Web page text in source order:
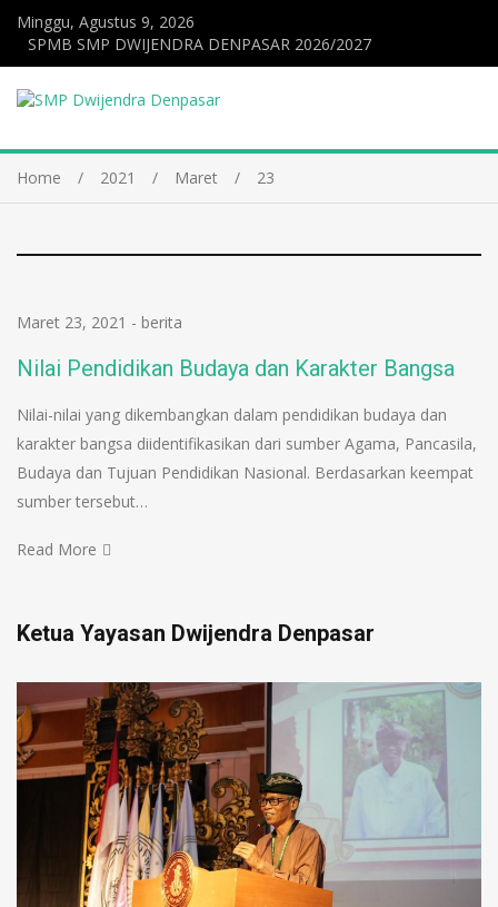
Minggu, Agustus 9, 2026
SPMB SMP DWIJENDRA DENPASAR 2026/2027
Home 2021 Maret 23
Maret 23, 2021 - berita
Nilai Pendidikan Budaya dan Karakter Bangsa
Nilai-nilai yang dikembangkan dalam pendidikan budaya dan
karakter bangsa diidentifikasikan dari sumber Agama, Pancasila,
Budaya dan Tujuan Pendidikan Nasional. Berdasarkan keempat
sumber tersebut…
Read More
Ketua Yayasan Dwijendra Denpasar